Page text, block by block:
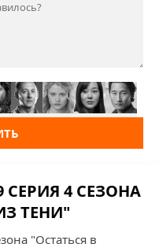
4 СЕЗОНА
ТЕНИ"
"Остаться в